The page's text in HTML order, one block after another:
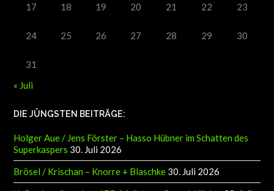
17 18 19 20 21 22 23
24 25 26 27 28 29 30
31
« Juli
DIE JÜNGSTEN BEITRÄGE:
Holger Aue / Jens Förster – Hasso Hübner im Schatten des
Superkaspers 30. Juli 2026
Brösel / Krischan – Knorre + Blaschke 30. Juli 2026